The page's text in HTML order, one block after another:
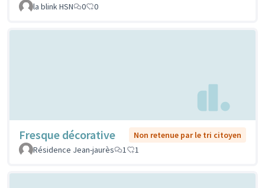
la blink HSN
0 0
Fresque décorative
Non retenue par le tri citoyen
Résidence Jean-jaurès
1 1